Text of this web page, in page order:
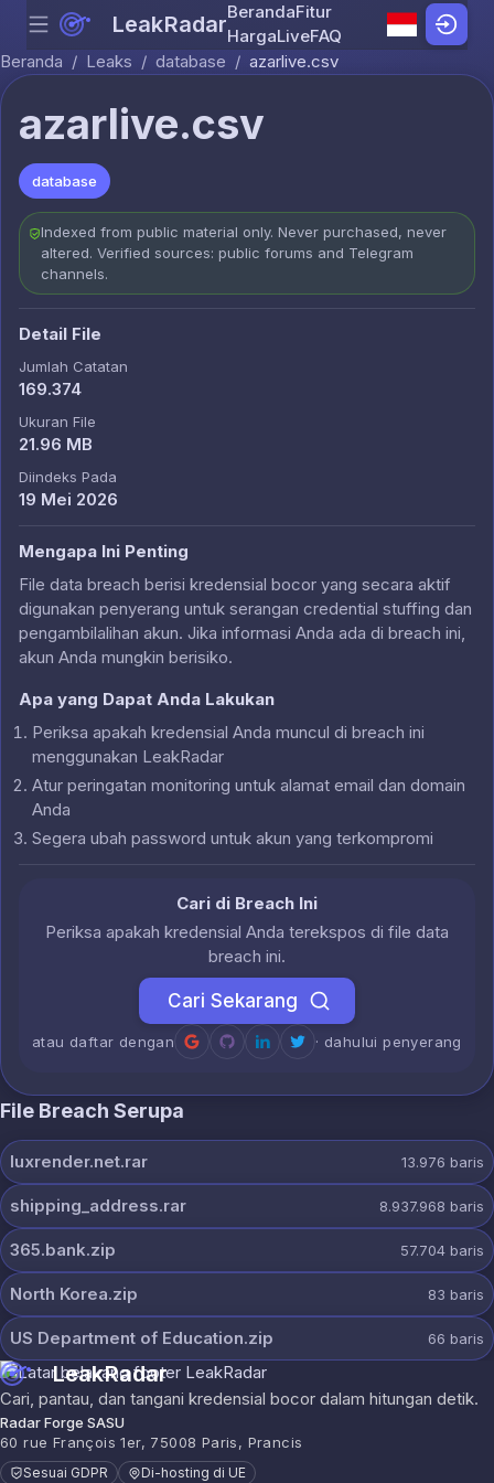
Skip to content
Menu LeakRadarBerandaFitur
HargaLiveFAQ
Beranda / Leaks / database / azarlive.csv
azarlive.csv
database
Indexed from public material only. Never purchased, never
altered. Verified sources: public forums and Telegram
channels.
Detail File
Jumlah Catatan
169.374
Ukuran File
21.96 MB
Diindeks Pada
19 Mei 2026
Mengapa Ini Penting
File data breach berisi kredensial bocor yang secara aktif
digunakan penyerang untuk serangan credential stuffing dan
pengambilalihan akun. Jika informasi Anda ada di breach ini,
akun Anda mungkin berisiko.
Apa yang Dapat Anda Lakukan
Periksa apakah kredensial Anda muncul di breach ini
menggunakan LeakRadar
Atur peringatan monitoring untuk alamat email dan domain
Anda
Segera ubah password untuk akun yang terkompromi
Cari di Breach Ini
Periksa apakah kredensial Anda terekspos di file data
breach ini.
Cari Sekarang
atau daftar dengan · dahului penyerang
File Breach Serupa
luxrender.net.rar 13.976 baris
shipping_address.rar 8.937.968 baris
365.bank.zip 57.704 baris
North Korea.zip 83 baris
US Department of Education.zip 66 baris
LeakRadar
Cari, pantau, dan tangani kredensial bocor dalam hitungan detik.
Radar Forge SASU
60 rue François 1er, 75008 Paris, Prancis
Sesuai GDPR Di-hosting di UE